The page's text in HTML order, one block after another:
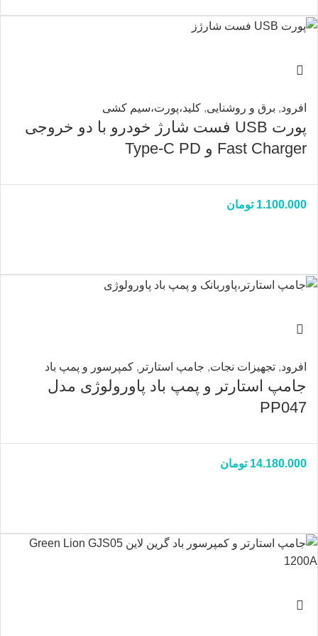
افرود, برق و روشنایی, کلید،پورت،سیم کشی
پورت USB فست شارژ خودرو با دو خروجی
Fast Charger و Type-C PD
1.100.000 تومان
افرود, تجهیزات نجات, جامپ استارتر , کمپرسور و پمپ باد
جامپ استارتر و پمپ باد پاورولوژی مدل
PP047
14.180.000 تومان